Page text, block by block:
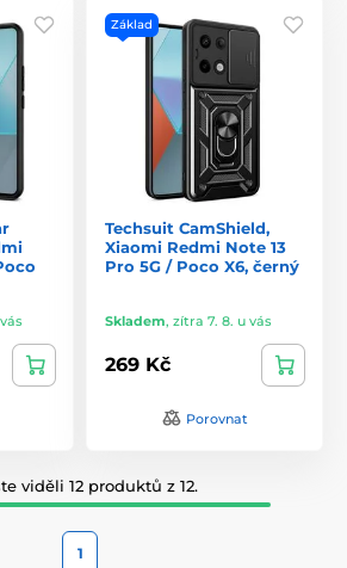
Základ
Techsuit CamShield,
Xiaomi Redmi Note 13
Pro 5G / Poco X6, černý
Skladem, zítra 7. 8. u vás
269 Kč
Porovnat
viděli 12 produktů z 12.
1